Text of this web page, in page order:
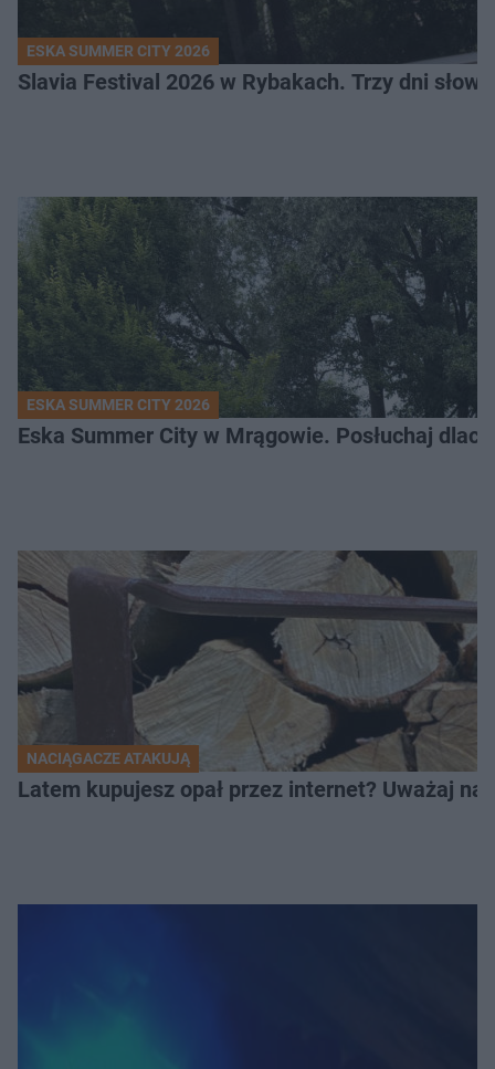
ESKA SUMMER CITY 2026
Slavia Festival 2026 w Rybakach. Trzy dni
ESKA SUMMER CITY 2026
Eska Summer City w Mrągowie. Posłuchaj
NACIĄGACZE ATAKUJĄ
Latem kupujesz opał przez internet? Uważaj na